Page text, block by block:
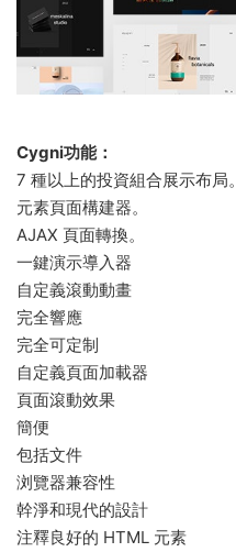
Cygni功能：
7 種以上的投資組合展示布局。
元素頁面構建器。
AJAX 頁面轉換。
一鍵演示導入器
自定義滾動動畫
完全響應
完全可定制
自定義頁面加載器
頁面滾動效果
簡便
包括文件
浏覽器兼容性
幹淨和現代的設計
注釋良好的 HTML 元素